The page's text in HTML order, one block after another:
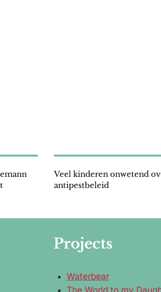
Veel kinderen onwetend
antipestbeleid
Projects
Waterbear
The World to my